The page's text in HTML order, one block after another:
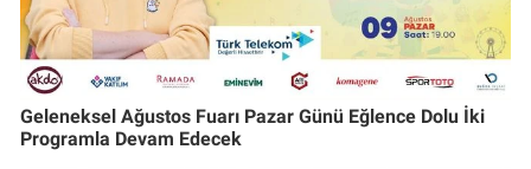
Geleneksel Ağustos Fuarı Pazar Günü Eğlence Dolu İki
Programla Devam Edecek